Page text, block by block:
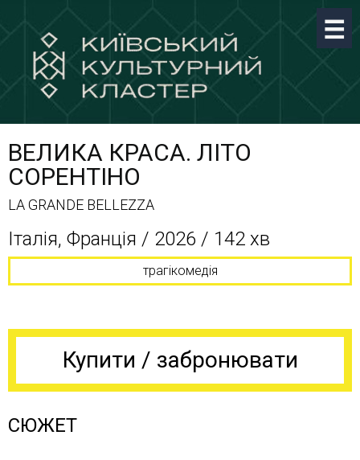
ВЕЛИКА КРАСА. ЛІТО
СОРЕНТІНО
LA GRANDE BELLEZZA
Італія, Франція / 2026 / 142 хв
трагікомедія
Купити / забронювати
СЮЖЕТ